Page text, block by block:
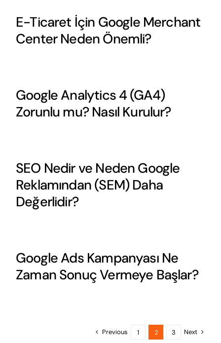
E-Ticaret İçin Google Merchant
Center Neden Önemli?
Google Analytics 4 (GA4)
Zorunlu mu? Nasıl Kurulur?
SEO Nedir ve Neden Google
Reklamından (SEM) Daha
Değerlidir?
Google Ads Kampanyası Ne
Zaman Sonuç Vermeye Başlar?
Previous 1 2 3 Next